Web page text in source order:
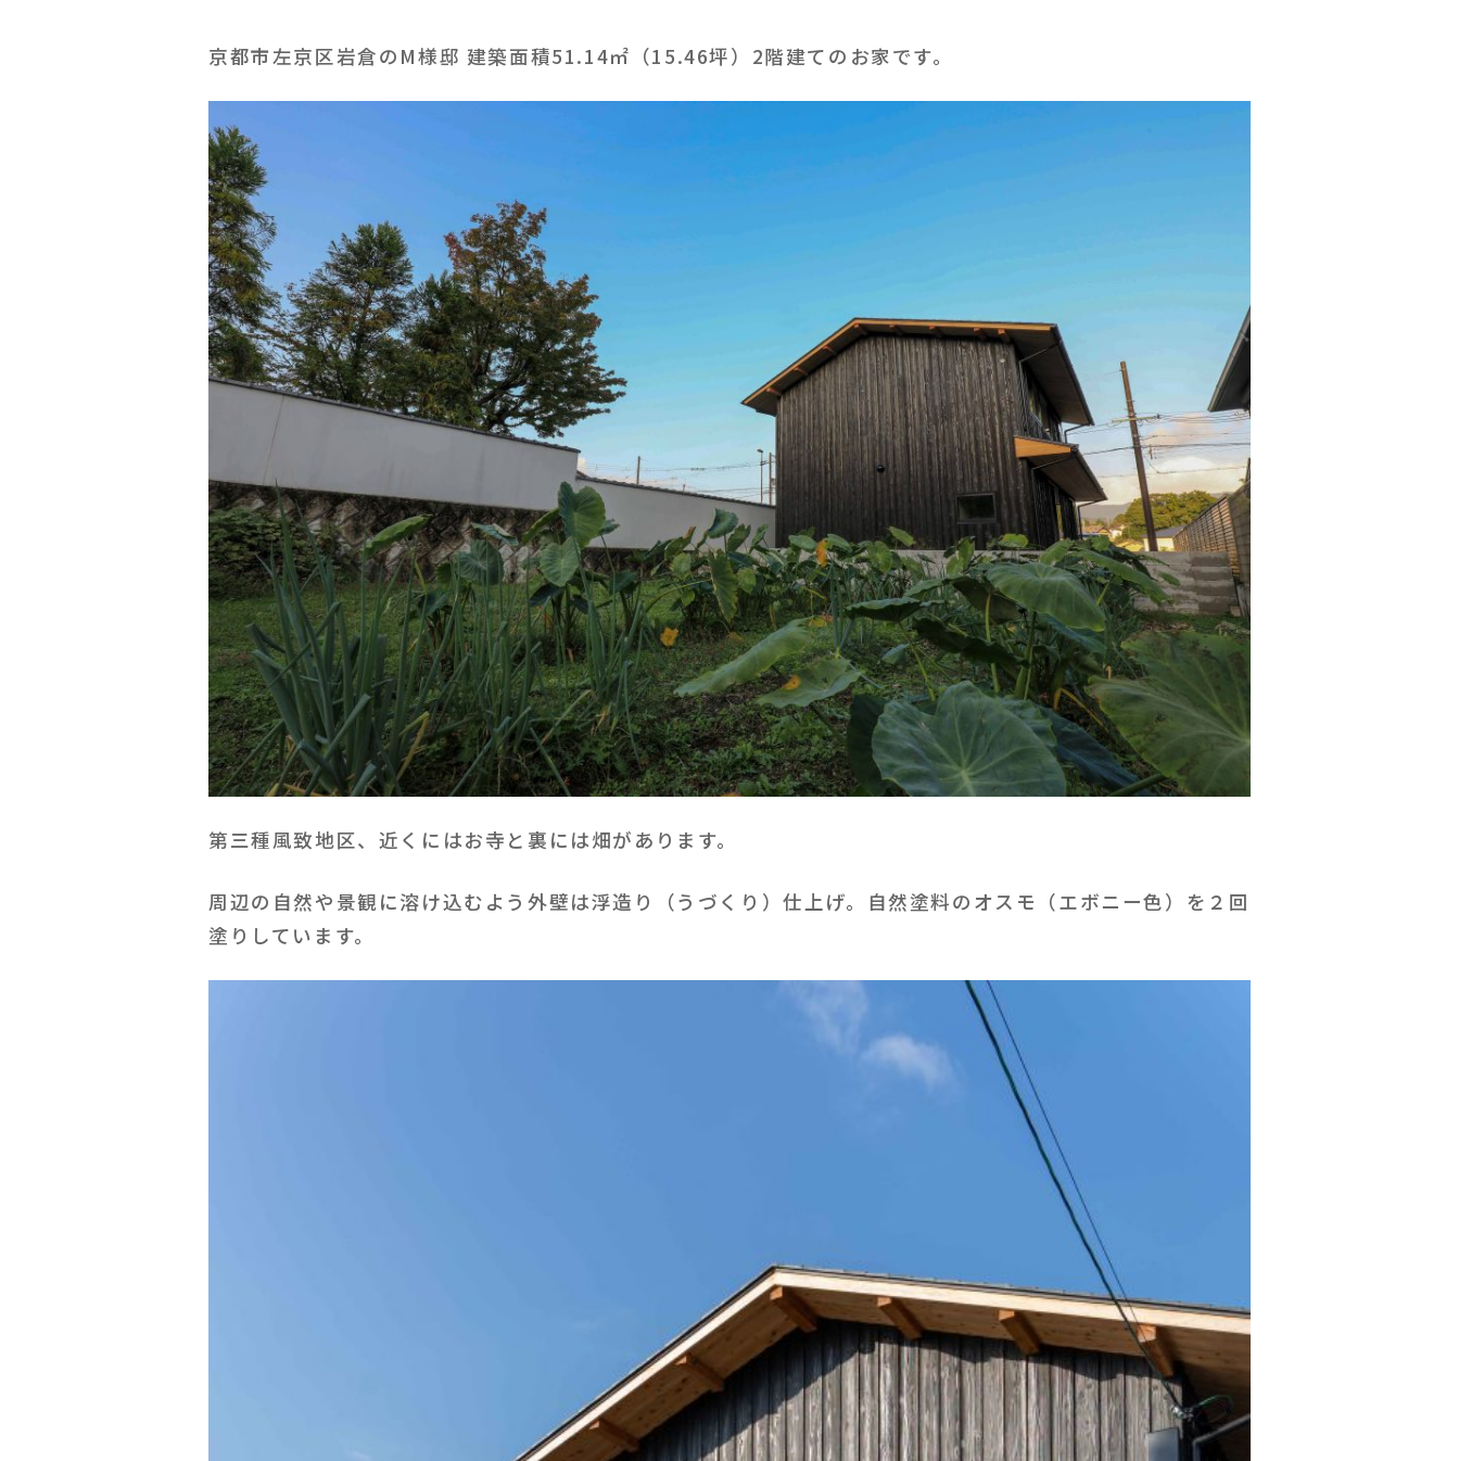
京都市左京区岩倉のM様邸 建築面積51.14㎡（15.46坪）2階建てのお家です。
第三種風致地区、近くにはお寺と裏には畑があります。
周辺の自然や景観に溶け込むよう外壁は浮造り（うづくり）仕上げ。自然塗料のオスモ（エボニー色）を２回
塗りしています。